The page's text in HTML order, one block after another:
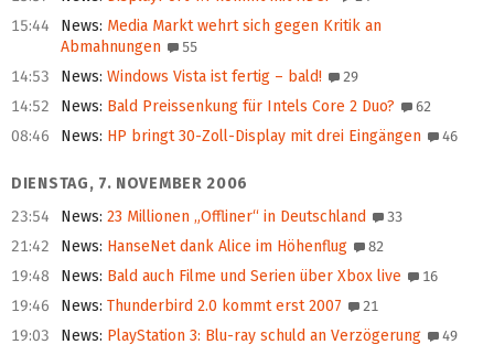
15:44 News: Media Markt wehrt sich gegen Kritik an
Abmahnungen
55
14:53 News: Windows Vista ist fertig – bald! 29
14:52 News: Bald Preissenkung für Intels Core 2 Duo? 62
08:46 News: HP bringt 30-Zoll-Display mit drei Eingängen 46
DIENSTAG, 7. NOVEMBER 2006
23:54
News: 23 Millionen „Offliner“ in Deutschland 33
21:42 News: HanseNet dank Alice im Höhenflug 82
19:48 News: Bald auch Filme und Serien über Xbox live 16
19:46 News: Thunderbird 2.0 kommt erst 2007 21
19:03 News: PlayStation 3: Blu-ray schuld an Verzögerung 49